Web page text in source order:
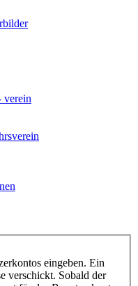
verein
eingeben. Ein
verschickt. Sobald der